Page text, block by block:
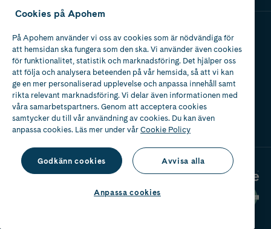
Apotek med tillstånd
av Läkemedelsverket
Cookies på Apohem
På Apohem använder vi oss av cookies som är nödvändiga för
att hemsidan ska fungera som den ska. Vi använder även cookies
för funktionalitet, statistik och marknadsföring. Det hjälper oss
att följa och analysera beteenden på vår hemsida, så att vi kan
ge en mer personaliserad upplevelse och anpassa innehåll samt
rikta relevant marknadsföring. Vi delar även informationen med
våra samarbetspartners. Genom att acceptera cookies
samtycker du till vår användning av cookies. Du kan även
anpassa cookies. Läs mer under vårCookie Policy
Godkänn cookies Avvisa alla
Anpassa cookies